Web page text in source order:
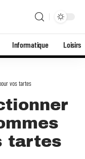
Informatique Loisirs
vos tartes
tartes